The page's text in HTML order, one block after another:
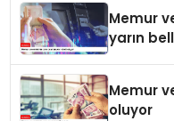
Memur
yarın
Memur
oluyor